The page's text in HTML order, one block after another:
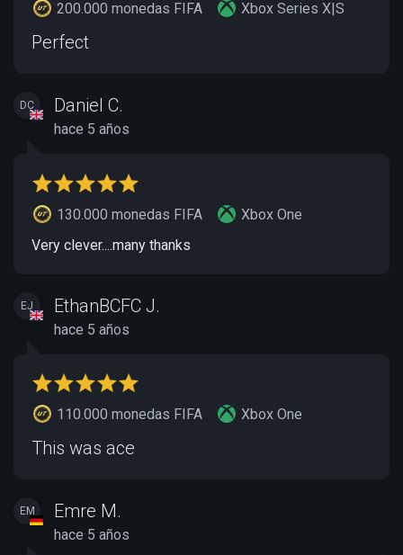
200.000 monedas FIFA Xbox Series X|S
Perfect
DC Daniel C.
hace 5 años
130.000 monedas FIFA
Xbox One
Very clever....many thanks
EJ EthanBCFC J.
hace 5 años
110.000 monedas FIFA Xbox One
This was ace
EM Emre M.
hace 5 años